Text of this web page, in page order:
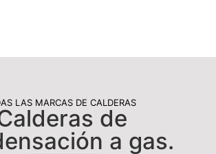
LAS MARCAS DE CALDERAS
de
a gas.